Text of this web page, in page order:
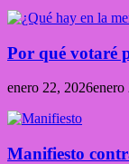
Por qué votaré
enero 22, 2026enero
Manifiesto